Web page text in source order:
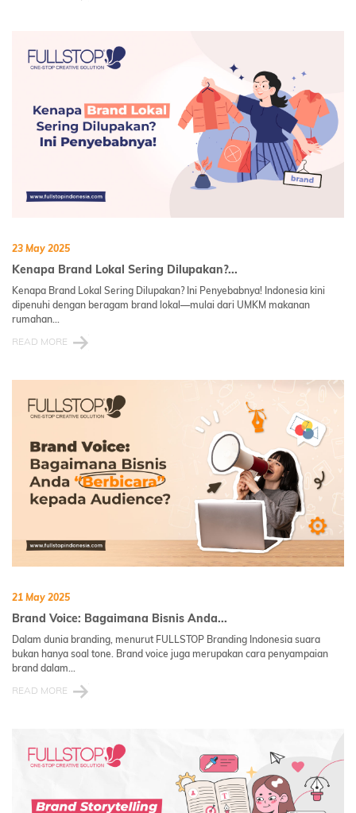
23 May 2025
Kenapa Brand Lokal Sering Dilupakan?...
Kenapa Brand Lokal Sering Dilupakan? Ini Penyebabnya! Indonesia kini
dipenuhi dengan beragam brand lokal—mulai dari UMKM makanan
rumahan...
READ MORE
21 May 2025
Brand Voice: Bagaimana Bisnis Anda...
Dalam dunia branding, menurut FULLSTOP Branding Indonesia suara
bukan hanya soal tone. Brand voice juga merupakan cara penyampaian
brand dalam...
READ MORE